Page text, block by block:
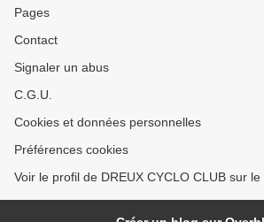
Pages
Contact
Signaler un abus
C.G.U.
Cookies et données personnelles
Préférences cookies
Voir le profil de DREUX CYCLO CLUB sur